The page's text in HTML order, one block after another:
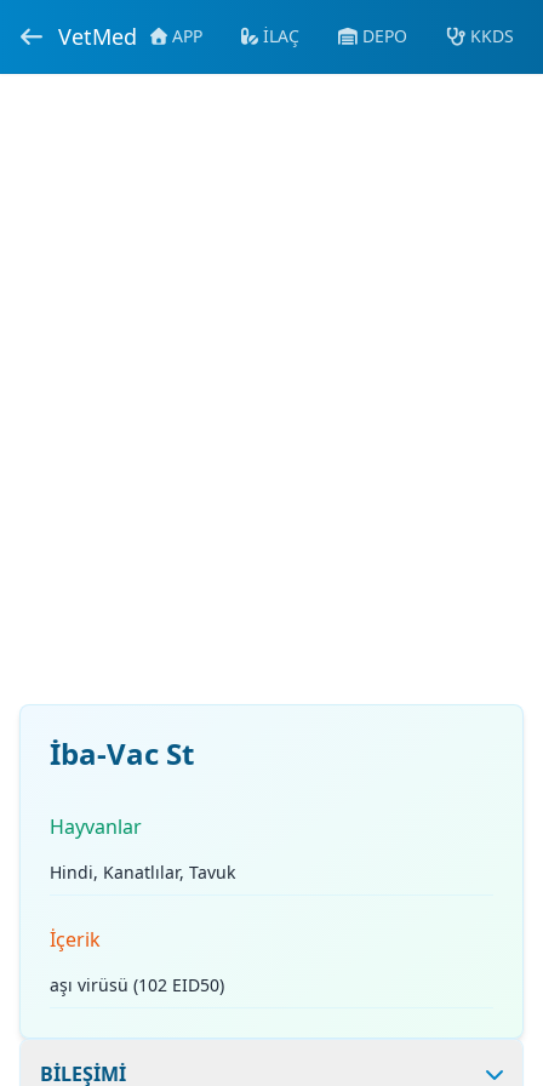
VetMed APP İLAÇ DEPO KKDS
İba-Vac St
Hayvanlar
Hindi, Kanatlılar, Tavuk
İçerik
aşı virüsü (102 EID50)
BİLEŞİMİ